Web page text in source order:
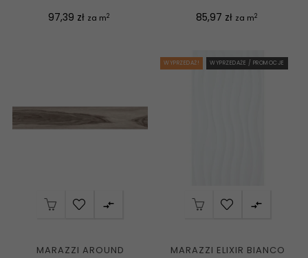
Cena
97,39 zł za m2 Cena
85,97 zł za m2

MARAZZI AROUND
WYPRZEDAŻ! WYPRZEDAŻE / PROMOCJE

MARAZZI ELIXIR BIANCO